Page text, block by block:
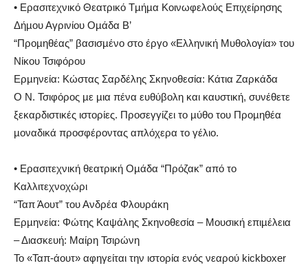
• Ερασιτεχνικό Θεατρικό Τµήµα Κοινωφελούς Επιχείρησης
Δήµου Αγρινίου Οµάδα Β’
“Προµηθέας” βασισµένο στο έργο «Ελληνική Μυθολογία» του
Νίκου Τσιφόρου
Ερµηνεία: Κώστας Σαρδέλης Σκηνοθεσία: Κάτια Ζαρκάδα
Ο Ν. Τσιφόρος µε µια πένα ευθύβολη και καυστική, συνέθετε
ξεκαρδιστικές ιστορίες. Προσεγγίζει το µύθο του Προµηθέα
µοναδικά προσφέροντας απλόχερα το γέλιο.
• Ερασιτεχνική θεατρική Οµάδα “Πρόζακ” από το
Καλλιτεχνοχώρι
“Ταπ Άουτ” του Ανδρέα Φλουράκη
Ερµηνεία: Φώτης Καψάλης Σκηνοθεσία – Μουσική επιµέλεια
– Διασκευή: Μαίρη Τσιρώνη
Το «Ταπ-άουτ» αφηγείται την ιστορία ενός νεαρού kickboxer